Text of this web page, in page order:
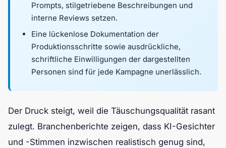
Prompts, stilgetriebene Beschreibungen und
interne Reviews setzen.
Eine lückenlose Dokumentation der
Produktionsschritte sowie ausdrückliche,
schriftliche Einwilligungen der dargestellten
Personen sind für jede Kampagne unerlässlich.
Der Druck steigt, weil die Täuschungsqualität rasant
zulegt. Branchenberichte zeigen, dass KI-Gesichter
und -Stimmen inzwischen realistisch genug sind,